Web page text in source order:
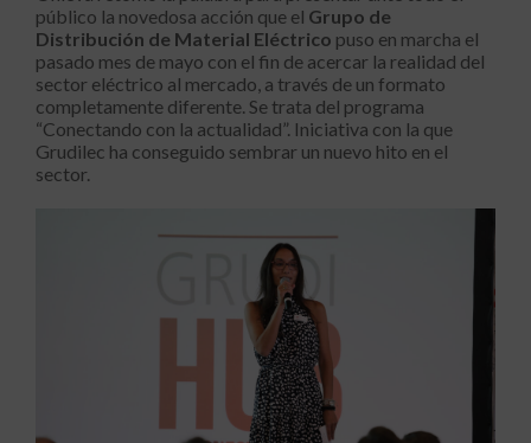
público la novedosa acción que el Grupo de
Distribución de Material Eléctrico puso en marcha el
pasado mes de mayo con el fin de acercar la realidad del
sector eléctrico al mercado, a través de un formato
completamente diferente. Se trata del programa
“Conectando con la actualidad”. Iniciativa con la que
Grudilec ha conseguido sembrar un nuevo hito en el
sector.